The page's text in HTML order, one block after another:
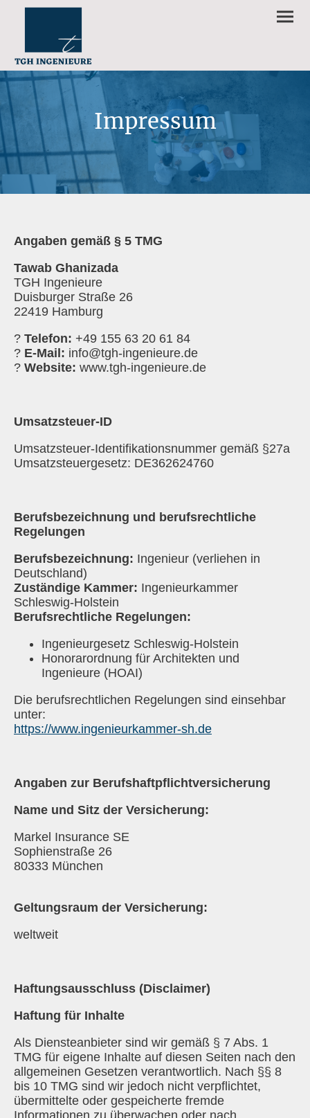
Impressum
Angaben gemäß § 5 TMG
Tawab Ghanizada
TGH Ingenieure
Duisburger Straße 26
22419 Hamburg
? Telefon: +49 155 63 20 61 84
? E-Mail: info@tgh-ingenieure.de
? Website: www.tgh-ingenieure.de
Umsatzsteuer-ID
Umsatzsteuer-Identifikationsnummer gemäß §27a
Umsatzsteuergesetz: DE362624760
Berufsbezeichnung und berufsrechtliche
Regelungen
Berufsbezeichnung: Ingenieur (verliehen in
Deutschland)
Zuständige Kammer: Ingenieurkammer
Schleswig-Holstein
Berufsrechtliche Regelungen:
Ingenieurgesetz Schleswig-Holstein
Honorarordnung für Architekten und
Ingenieure (HOAI)
Die berufsrechtlichen Regelungen sind einsehbar
unter:
https://www.ingenieurkammer-sh.de
Angaben zur Berufshaftpflichtversicherung
Name und Sitz der Versicherung:
Markel Insurance SE
Sophienstraße 26
80333 München
Geltungsraum der Versicherung:
weltweit
Haftungsausschluss (Disclaimer)
Haftung für Inhalte
Als Diensteanbieter sind wir gemäß § 7 Abs. 1
TMG für eigene Inhalte auf diesen Seiten nach den
allgemeinen Gesetzen verantwortlich. Nach §§ 8
bis 10 TMG sind wir jedoch nicht verpflichtet,
übermittelte oder gespeicherte fremde